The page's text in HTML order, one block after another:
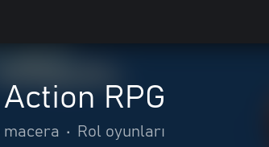
RPG
macera • Rol oyunları